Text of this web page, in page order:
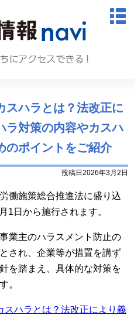
法律情
スハラとは？法改正に
ラ対策の内容やカスハ
のポイントをご紹介
投稿日2026年3月2日
働施策総合推進法に盛り込
1日から施行されます。
業主のハラスメント防止の
され、企業等が措置を講ず
を踏まえ、具体的な対策を
。
ハラとは？法改正により義